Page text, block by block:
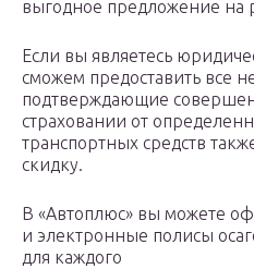
выгодное предложение на
Если вы являетесь
сможем предоставить все
подтверждающие
страховании от
транспортных средств
скидку.
В «Автоплюс» вы можете
и электронные полисы
для каждого